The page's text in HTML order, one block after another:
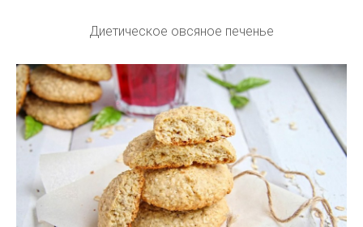
Диетическое овсяное печенье